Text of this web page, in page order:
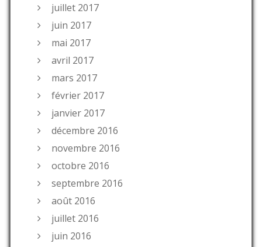
juillet 2017
juin 2017
mai 2017
avril 2017
mars 2017
février 2017
janvier 2017
décembre 2016
novembre 2016
octobre 2016
septembre 2016
août 2016
juillet 2016
juin 2016